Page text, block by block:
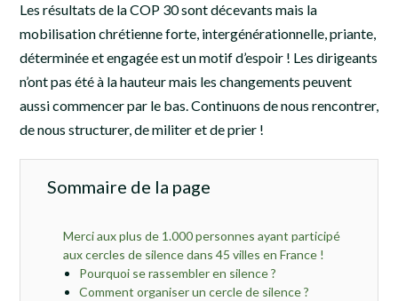
Les résultats de la COP 30 sont décevants mais la
mobilisation chrétienne forte, intergénérationnelle, priante,
déterminée et engagée est un motif d’espoir ! Les dirigeants
n’ont pas été à la hauteur mais les changements peuvent
aussi commencer par le bas. Continuons de nous rencontrer,
de nous structurer, de militer et de prier !
Sommaire de la page
Merci aux plus de 1.000 personnes ayant participé
aux cercles de silence dans 45 villes en France !
Pourquoi se rassembler en silence ?
Comment organiser un cercle de silence ?